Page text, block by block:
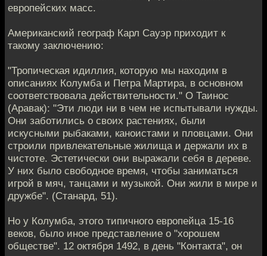
европейских масс.
Американский географ Карл Сауэр приходит к
такому заключению:
"Тропическая идиллия, которую мы находим в
описаниях Колумба и Петра Мартира, в основном
соответствовала действительности." О Таинос
(Аравак): "Эти люди ни в чем не испытывали нужды.
Они заботились о своих растениях, были
искусными рыбаками, каноистами и пловцами. Они
строили привлекательные жилища и держали их в
чистоте. Эстетически они выражали себя в дереве.
У них было свободное время, чтобы заниматься
игрой в мяч, танцами и музыкой. Они жили в мире и
дружбе". (Станард, 51).
Но у Колумба, этого типичного европейца 15-16
веков, было иное представление о "хорошем
обществе". 12 октября 1492, в день "Контакта", он